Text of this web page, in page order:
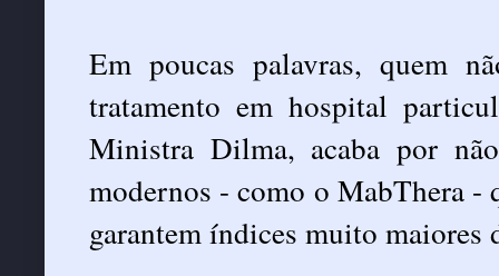
Em poucas palavras, quem
tratamento em hospital
Ministra Dilma, acaba por
modernos - como o MabThera -
garantem índices muito maiores